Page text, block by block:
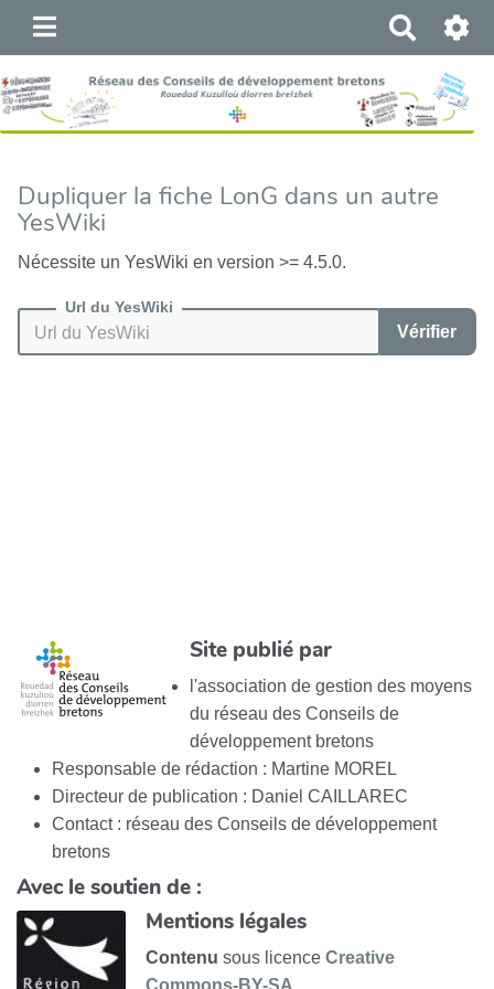
e
h
e
c
h
Dupliquer la fiche LonG dans un autre
YesWiki
Nécessite un YesWiki en version >= 4.5.0.
Url du YesWiki
Vérifier
Site publié par
l'association de gestion des moyens
du réseau des Conseils de
développement bretons
Responsable de rédaction : Martine MOREL
Directeur de publication : Daniel CAILLAREC
Contact : réseau des Conseils de développement
bretons
Avec le soutien de :
Mentions légales
Contenu sous licence Creative